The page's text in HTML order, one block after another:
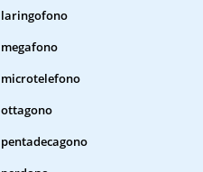
laringofono
megafono
microtelefono
ottagono
pentadecagono